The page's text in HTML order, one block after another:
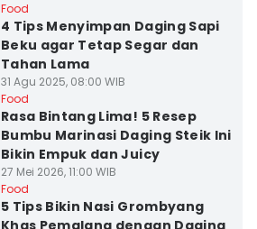
Food
4 Tips Menyimpan Daging Sapi
Beku agar Tetap Segar dan
Tahan Lama
31 Agu 2025, 08:00 WIB
Food
Rasa Bintang Lima! 5 Resep
Bumbu Marinasi Daging Steik Ini
Bikin Empuk dan Juicy
27 Mei 2026, 11:00 WIB
Food
5 Tips Bikin Nasi Grombyang
Khas Pemalang dengan Daging